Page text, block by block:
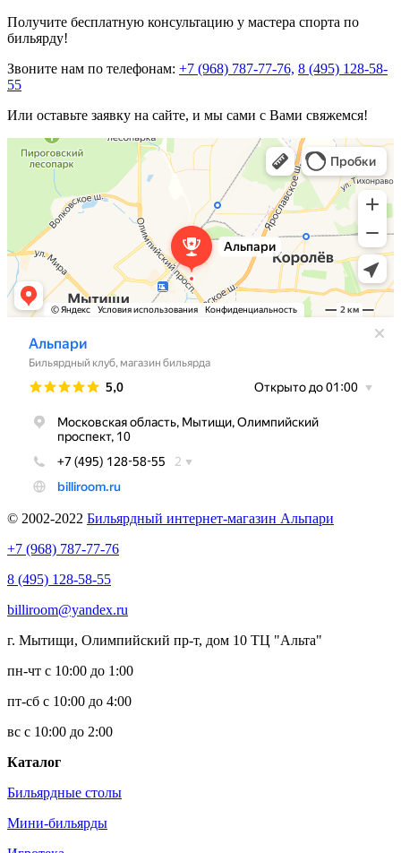
Получите бесплатную консультацию у мастера спорта по
бильярду!
Звоните нам по телефонам: +7 (968) 787-77-76, 8 (495) 128-58-
55
Или оставьте заявку на сайте, и мы сами с Вами свяжемся!
© 2002-2022 Бильярдный интернет-магазин Альпари
+7 (968) 787-77-76
8 (495) 128-58-55
billiroom@yandex.ru
г. Мытищи, Олимпийский пр-т, дом 10 ТЦ "Альта"
пн-чт с 10:00 до 1:00
пт-сб с 10:00 до 4:00
вс с 10:00 до 2:00
Каталог
Бильярдные столы
Мини-бильярды